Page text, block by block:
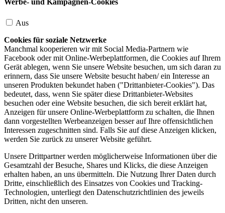
Werbe- und Kampagnen-Cookies
Aus
Cookies für soziale Netzwerke
Manchmal kooperieren wir mit Social Media-Partnern wie
Facebook oder mit Online-Werbeplattformen, die Cookies auf Ihrem
Gerät ablegen, wenn Sie unsere Website besuchen, um sich daran zu
erinnern, dass Sie unsere Website besucht haben/ ein Interesse an
unseren Produkten bekundet haben ("Drittanbieter-Cookies"). Das
bedeutet, dass, wenn Sie später diese Drittanbieter-Websites
besuchen oder eine Website besuchen, die sich bereit erklärt hat,
Anzeigen für unsere Online-Werbeplattform zu schalten, die Ihnen
dann vorgestellten Werbeanzeigen besser auf Ihre offensichtlichen
Interessen zugeschnitten sind. Falls Sie auf diese Anzeigen klicken,
werden Sie zurück zu unserer Website geführt.
Unsere Drittpartner werden möglicherweise Informationen über die
Gesamtzahl der Besuche, Shares und Klicks, die diese Anzeigen
erhalten haben, an uns übermitteln. Die Nutzung Ihrer Daten durch
Dritte, einschließlich des Einsatzes von Cookies und Tracking-
Technologien, unterliegt den Datenschutzrichtlinien des jeweils
Dritten, nicht den unseren.